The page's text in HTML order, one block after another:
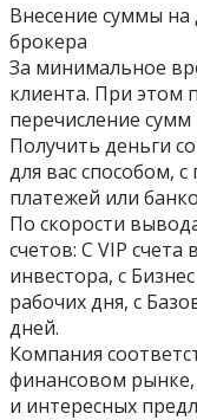
Внесение суммы на
брокера
За минимальное
клиента. При этом
перечисление сумм
Получить деньги
для вас способом,
платежей или
По скорости
счетов: С VIP
инвестора, с
рабочих дня, с
дней.
Компания
финансовом
и интересных